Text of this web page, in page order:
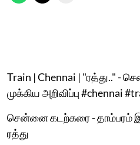
Train | Chennai | "ரத்து.." -
முக்கிய அறிவிப்பு #chennai
சென்னை கடற்கரை - தாம்பரம்
ரத்து